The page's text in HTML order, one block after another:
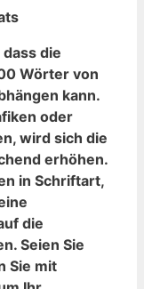
die
Wörter von
kann.
oder
wird sich die
erhöhen.
in⁣ Schriftart,
⁢die
Seien⁢ Sie‍
Sie mit